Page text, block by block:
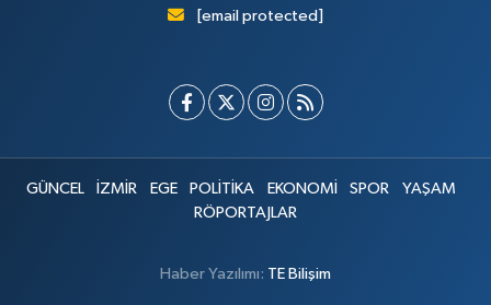
[email protected]
GÜNCEL İZMİR EGE POLİTİKA EKONOMİ SPOR
YAŞAM
RÖPORTAJLAR
Haber Yazılımı: TE Bilişim